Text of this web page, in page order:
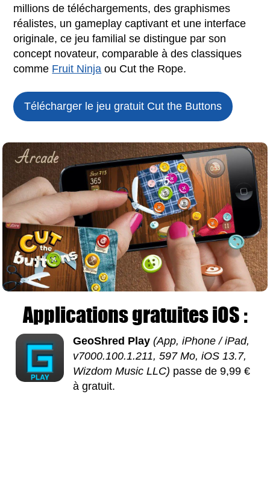
millions de téléchargements, des graphismes
réalistes, un gameplay captivant et une interface
originale, ce jeu familial se distingue par son
concept novateur, comparable à des classiques
comme Fruit Ninja ou Cut the Rope.
Télécharger le jeu gratuit Cut the Buttons
Applications gratuites iOS :
GeoShred Play (App, iPhone / iPad,
v7000.100.1.211, 597 Mo, iOS 13.7,
Wizdom Music LLC) passe de 9,99 €
à gratuit.